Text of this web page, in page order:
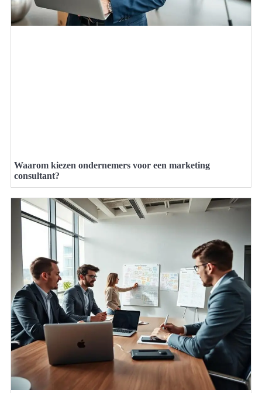
Waarom kiezen ondernemers voor een marketing
consultant?